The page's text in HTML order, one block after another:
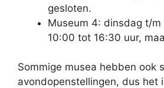
gesloten.
Museum 4: dinsdag t/m
10:00 tot 16:30 uur,
Sommige musea hebben ook
avondopenstellingen, dus het